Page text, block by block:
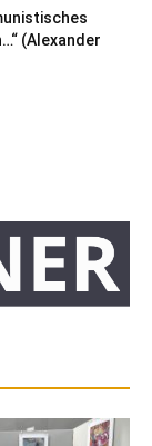
(Alexander